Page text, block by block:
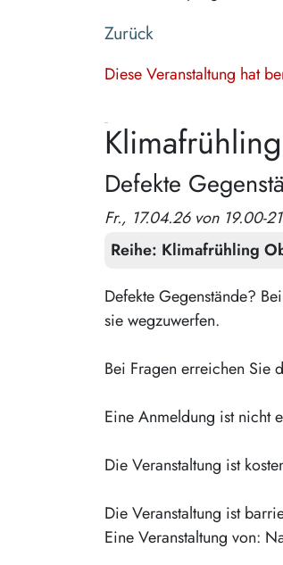
Zurück
Diese Veranstaltung hat
Defekte
Fr., 17.04.26 von 19.00-
Reihe: Klimafrühling
Defekte Gegenstände?
sie wegzuwerfen.
Bei Fragen erreichen Sie
Eine Anmeldung ist nicht
Die Veranstaltung ist
Die Veranstaltung ist
Eine Veranstaltung von: